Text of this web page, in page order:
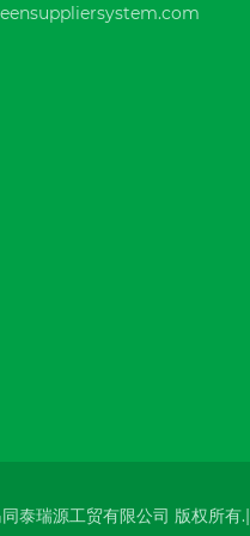
泰瑞源工贸有限公司 版权所有.|